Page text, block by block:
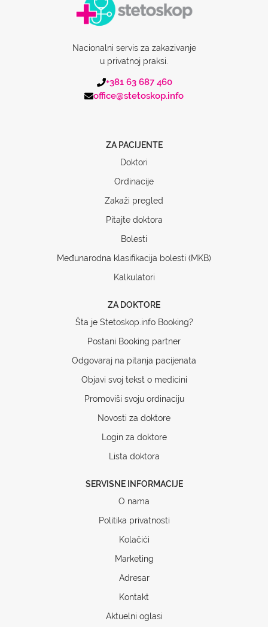
Nacionalni servis za zakazivanje
u privatnoj praksi.
+381 63 687 460
office@stetoskop.info
ZA PACIJENTE
Doktori
Ordinacije
Zakaži pregled
Pitajte doktora
Bolesti
Međunarodna klasifikacija bolesti (MKB)
Kalkulatori
ZA DOKTORE
Šta je Stetoskop.info Booking?
Postani Booking partner
Odgovaraj na pitanja pacijenata
Objavi svoj tekst o medicini
Promoviši svoju ordinaciju
Novosti za doktore
Login za doktore
Lista doktora
SERVISNE INFORMACIJE
O nama
Politika privatnosti
Kolačići
Marketing
Adresar
Kontakt
Aktuelni oglasi